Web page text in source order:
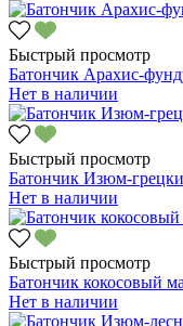
Быстрый просмотр
Батончик Арахис-
Нет в наличии
Быстрый просмотр
Батончик Изюм-
Нет в наличии
Быстрый просмотр
Батончик кокосовый
Нет в наличии